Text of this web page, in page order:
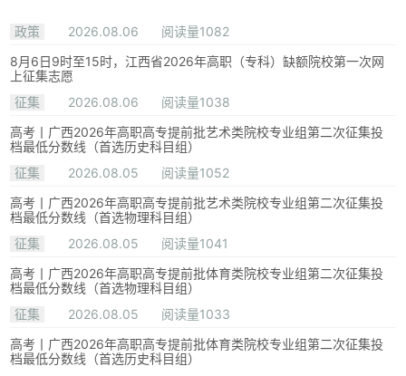
政策 2026.08.06
阅读量1082
8月6日9时至15时，江西省2026年高职（专科）缺额院校第一次网
上征集志愿
征集
2026.08.06
阅读量1038
高考丨广西2026年高职高专提前批艺术类院校专业组第二次征集投
档最低分数线（首选历史科目组）
征集
2026.08.05
阅读量1052
高考丨广西2026年高职高专提前批艺术类院校专业组第二次征集投
档最低分数线（首选物理科目组）
征集
2026.08.05
阅读量1041
高考丨广西2026年高职高专提前批体育类院校专业组第二次征集投
档最低分数线（首选物理科目组）
征集
2026.08.05
阅读量1033
高考丨广西2026年高职高专提前批体育类院校专业组第二次征集投
档最低分数线（首选历史科目组）